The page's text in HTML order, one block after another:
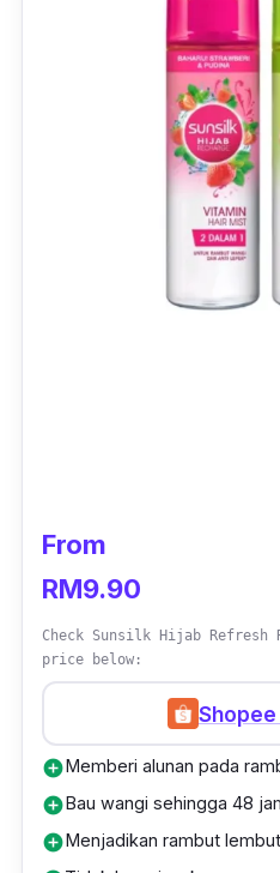
From
RM9.90
Check Sunsilk Hijab Refresh
price below:
add_circleMemberi alunan pada
add_circleBau wangi sehingga 48
add_circleMenjadikan rambut lembut